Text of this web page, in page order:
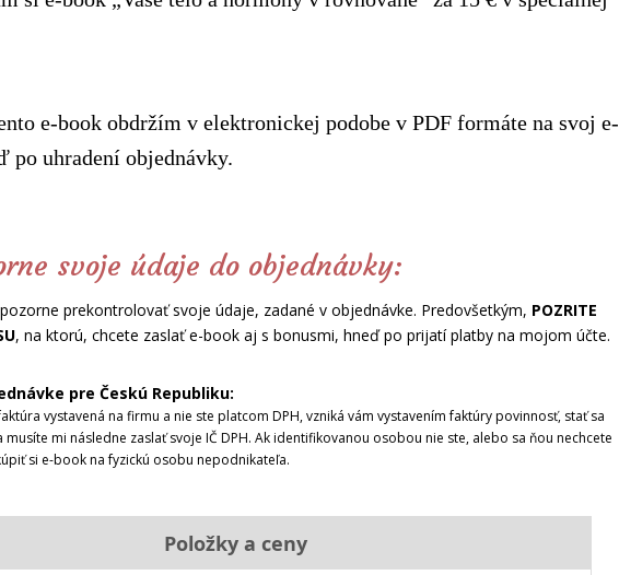
e-book obdržím v elektronickej podobe v PDF formáte na svoj e-
po uhradení objednávky.
svoje údaje do objednávky:
prekontrolovať svoje údaje, zadané v objednávke. Predovšetkým, POZRITE
, na ktorú, chcete zaslať e-book aj s bonusmi, hneď po prijatí platby na mojom účte.
pre Českú Republiku:
vystavená na firmu a nie ste platcom DPH, vzniká vám vystavením faktúry povinnosť, stať sa
mi následne zaslať svoje IČ DPH. Ak identifikovanou osobou nie ste, alebo sa ňou nechcete
si e-book na fyzickú osobu nepodnikateľa.
Položky a ceny